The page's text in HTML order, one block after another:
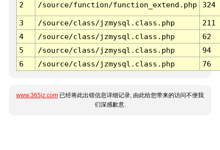
2 /source/function/function_extend.php 324
3 /source/class/jzmysql.class.php
211
4
/source/class/jzmysql.class.php
62
5
/source/class/jzmysql.class.php
94
6
/source/class/jzmysql.class.php 76
www.365jz.com 已经将此出错信息详细记录, 由此给您带来的访问不便我
们深感歉意.